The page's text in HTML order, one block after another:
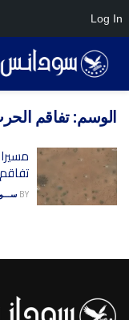
الوسم:تفاقم
BY
Log In